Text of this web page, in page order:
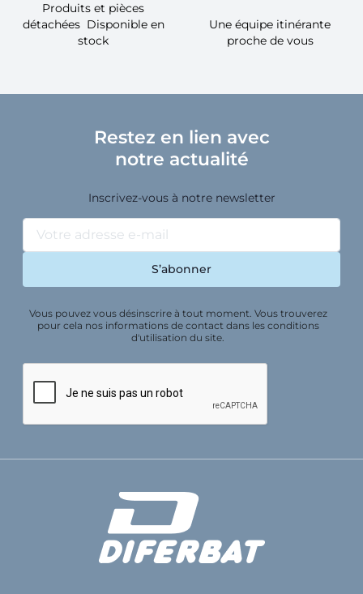
Produits et pièces
détachées Disponible en
stock
Une équipe itinérante
proche de vous
Restez en lien avec
notre actualité
Inscrivez-vous à notre newsletter
Vous pouvez vous désinscrire à tout moment. Vous trouverez
pour cela nos informations de contact dans les conditions
d'utilisation du site.